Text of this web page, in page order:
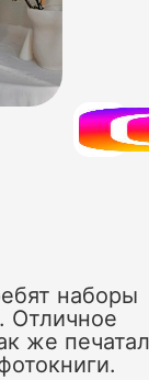
наборы
Отличное
же